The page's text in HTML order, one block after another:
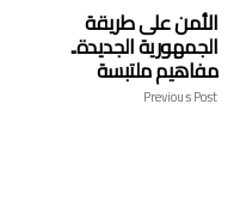
الأمن على طريقة
الجمهورية الجديدة..
مفاهيم ملتبسة
Previous Post